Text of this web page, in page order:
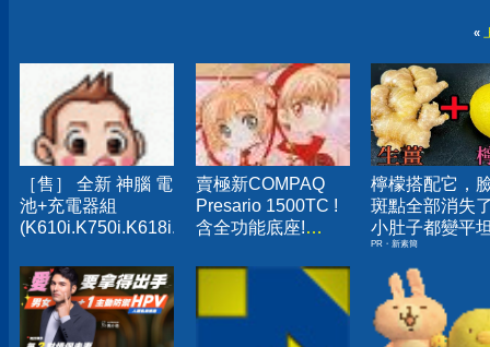
«
［售］ 全新 神腦 電
池+充電器組
賣極新COMPAQ
Presario 1500TC !
含全功能底座!
檸檬搭配它，
斑點全部消失
小肚子都變平
PR・新素簡